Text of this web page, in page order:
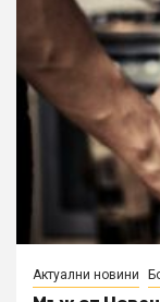
Актуални новини